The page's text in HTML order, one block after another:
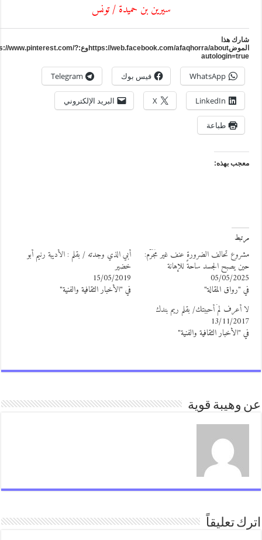
سيرين بن حميدة / تونس
هذا
الموضhttps://web.facebook.com/afaqhorra/aboutوع:https://www.pinterest.com/?
WhatsApp فيس بوك Telegram
LinkedIn
X البريد الإلكتروني
طباعة
بهذه:
تحالف الضرورة عنف غير مُجَرَّم:
يصبح الجسد ساحةً للإهانة
05/05/
"رواق المقالة"
أبي الذي وجدته / بقلم : الأديبة رنيم أبو
خضير
15/05/2019
في "الأخبار الثقافية والفنية"
أعرف لمَ أحببتك/ بقلم ريم بندك
13/11/
"الأخبار الثقافية والفنية"
وهيبة قوية
تعليقاً